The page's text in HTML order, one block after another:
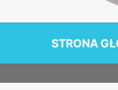
STRONA